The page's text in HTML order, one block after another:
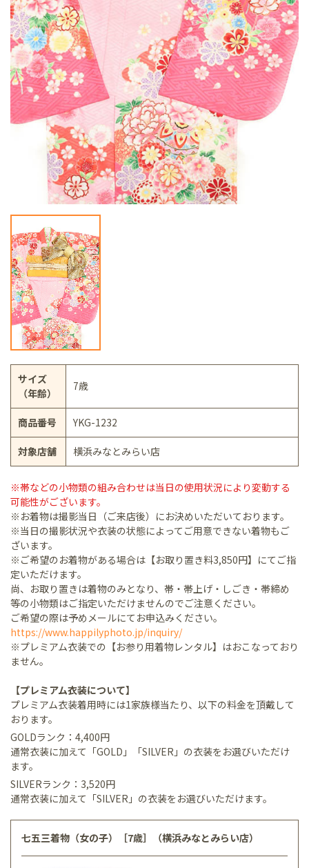
サイズ
（年齢）
7歳
商品番号 YKG-1232
対象店舗 横浜みなとみらい店
※帯などの小物類の組み合わせは当日の使用状況により変動する
可能性がございます。
※お着物は撮影当日（ご来店後）にお決めいただいております。
※当日の撮影状況や衣装の状態によってご用意できない着物もご
ざいます。
※ご希望のお着物がある場合は【お取り置き料3,850円】にてご指
定いただけます。
尚、お取り置きは着物のみとなり、帯・帯上げ・しごき・帯締め
等の小物類はご指定いただけませんのでご注意ください。
ご希望の際は予めメールにてお申込みください。
https://www.happilyphoto.jp/inquiry/
※プレミアム衣装での【お参り用着物レンタル】はおこなっており
ません。
【プレミアム衣装について】
プレミアム衣装着用時には1家族様当たり、以下の料金を頂戴して
おります。
GOLDランク：4,400円
通常衣装に加えて「GOLD」「SILVER」の衣装をお選びいただけ
ます。
SILVERランク：3,520円
通常衣装に加えて「SILVER」の衣装をお選びいただけます。
七五三着物（女の子）［7歳］（横浜みなとみらい店）